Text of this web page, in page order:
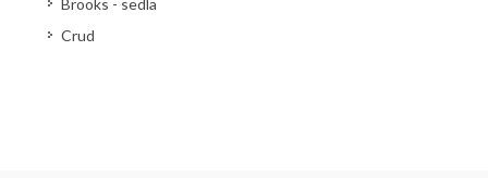
Brooks - sedla
Crud